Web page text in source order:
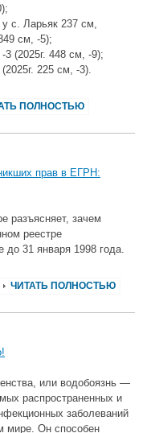
с. Ларьяк 237 см,
см, -5);
(2025г. 448 см, -9);
225 см, -3).
ПОЛНОСТЬЮ
прав в ЕГРН:
разъясняет, зачем
реестре
31 января 1998 года.
ЧИТАТЬ ПОЛНОСТЬЮ
или водобоязнь —
распространенных и
заболеваний
мире. Он способен